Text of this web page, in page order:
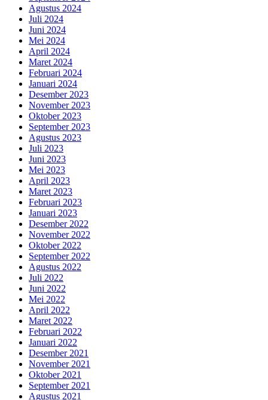
Agustus 2024
Juli 2024
Juni 2024
Mei 2024
April 2024
Maret 2024
Februari 2024
Januari 2024
Desember 2023
November 2023
Oktober 2023
September 2023
Agustus 2023
Juli 2023
Juni 2023
Mei 2023
April 2023
Maret 2023
Februari 2023
Januari 2023
Desember 2022
November 2022
Oktober 2022
September 2022
Agustus 2022
Juli 2022
Juni 2022
Mei 2022
April 2022
Maret 2022
Februari 2022
Januari 2022
Desember 2021
November 2021
Oktober 2021
September 2021
Agustus 2021